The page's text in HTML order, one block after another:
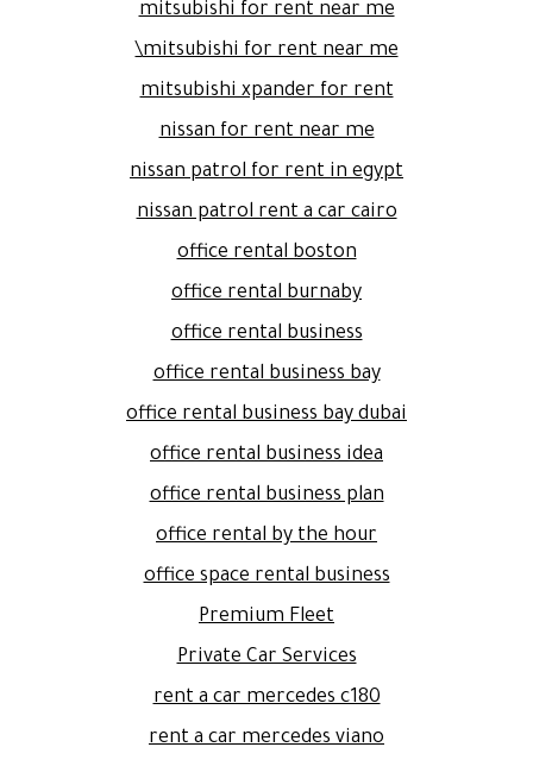
mitsubishi for rent near me
mitsubishi for rent near me\
mitsubishi xpander for rent
nissan for rent near me
nissan patrol for rent in egypt
nissan patrol rent a car cairo
office rental boston
office rental burnaby
office rental business
office rental business bay
office rental business bay dubai
office rental business idea
office rental business plan
office rental by the hour
office space rental business
Premium Fleet
Private Car Services
rent a car mercedes c180
rent a car mercedes viano